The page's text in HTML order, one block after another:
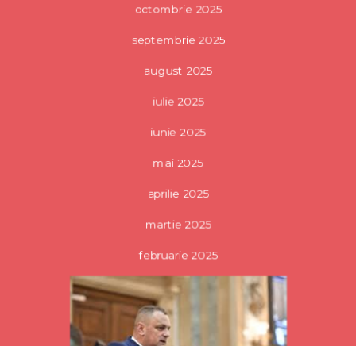
octombrie 2025
septembrie 2025
august 2025
iulie 2025
iunie 2025
mai 2025
aprilie 2025
martie 2025
februarie 2025